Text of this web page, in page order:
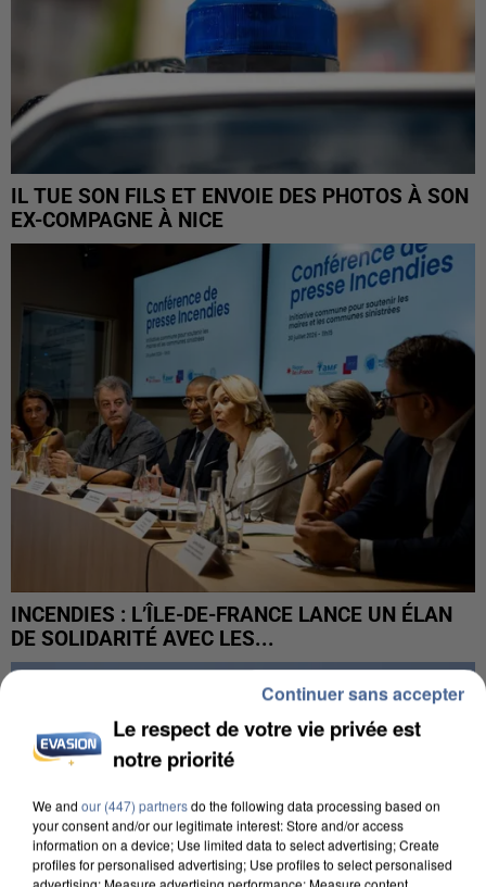
IL TUE SON FILS ET ENVOIE DES PHOTOS À SON
EX-COMPAGNE À NICE
INCENDIES : L’ÎLE-DE-FRANCE LANCE UN ÉLAN
DE SOLIDARITÉ AVEC LES...
Le respect de votre vie privée est
notre priorité
We and our (447) partnersdo the following data processing based on
your consent and/or our legitimate interest: Store and/or access
information on a device; Use limited data to select advertising; Create
profiles for personalised advertising; Use profiles to select personalised
advertising; Measure advertising performance; Measure content
Continuer sans accepter